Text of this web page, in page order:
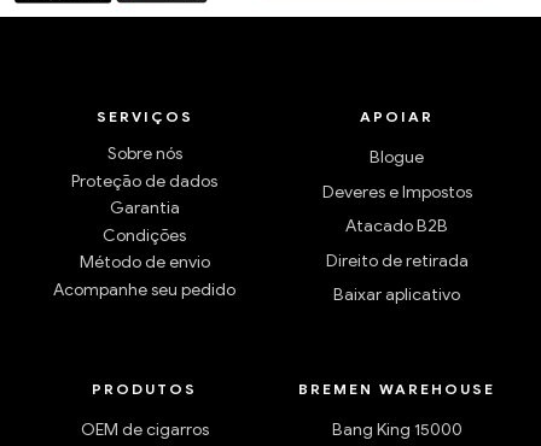
SERVIÇOS
Sobre nós
Proteção de dados
Garantia
Condições
Método de envio
Acompanhe seu pedido
APOIAR
Blogue
Deveres e Impostos
Atacado B2B
Direito de retirada
Baixar aplicativo
PRODUTOS
OEM de cigarros
BREMEN WAREHOUSE
Bang King 15000